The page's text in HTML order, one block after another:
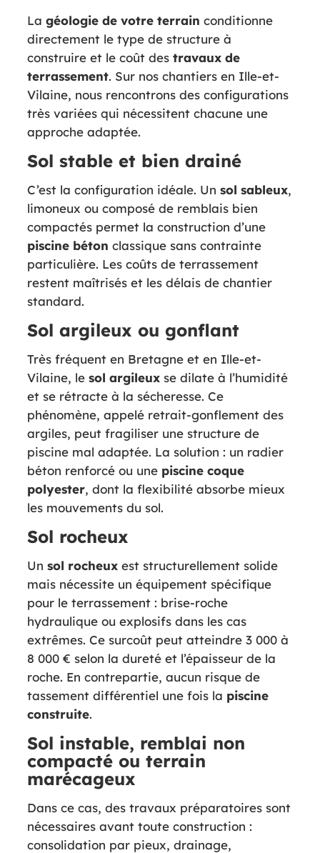
La géologie de votre terrain conditionne
directement le type de structure à
construire et le coût des travaux de
terrassement. Sur nos chantiers en Ille-et-
Vilaine, nous rencontrons des configurations
très variées qui nécessitent chacune une
approche adaptée.
Sol stable et bien drainé
C’est la configuration idéale. Un sol sableux,
limoneux ou composé de remblais bien
compactés permet la construction d’une
piscine béton classique sans contrainte
particulière. Les coûts de terrassement
restent maîtrisés et les délais de chantier
standard.
Sol argileux ou gonflant
Très fréquent en Bretagne et en Ille-et-
Vilaine, le sol argileuxse dilate à l’humidité
et se rétracte à la sécheresse. Ce
phénomène, appelé retrait-gonflement des
argiles, peut fragiliser une structure de
piscine mal adaptée. La solution : un radier
béton renforcé ou une piscine coque
polyester, dont la flexibilité absorbe mieux
les mouvements du sol.
Sol rocheux
Un sol rocheuxest structurellement solide
mais nécessite un équipement spécifique
pour le terrassement : brise-roche
hydraulique ou explosifs dans les cas
extrêmes. Ce surcoût peut atteindre 3 000 à
8 000 € selon la dureté et l’épaisseur de la
roche. En contrepartie, aucun risque de
tassement différentiel une fois la piscine
construite.
Sol instable, remblai non
compacté ou terrain
marécageux
Dans ce cas, des travaux préparatoires sont
nécessaires avant toute construction :
consolidation par pieux, drainage,